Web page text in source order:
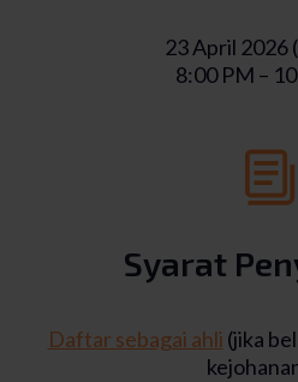
23 April 2026
8:00 PM –
Syarat
Daftar sebagai ahli (jika